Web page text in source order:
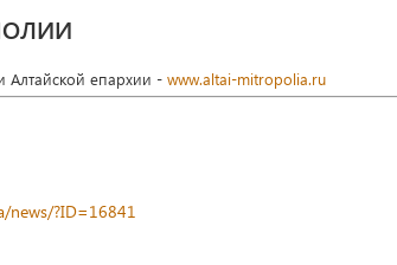
Алтайской епархии - www.altai-mitropolia.ru
news/?ID=16841